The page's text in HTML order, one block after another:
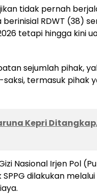
tidak pernah
RDWT (38)
tetapi hingga kini
sejumlah pihak,
termasuk pihak
Kepri
Nasional Irjen Pol
dilakukan